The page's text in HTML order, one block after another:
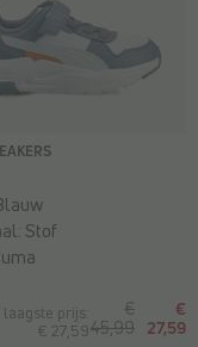
prijs:
€ 27,59
€
45,99
€
27,59
Stof